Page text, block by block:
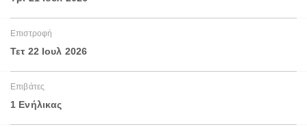
Επιστροφή
Τετ 22 Ιουλ 2026
Επιβάτες
1 Ενήλικας